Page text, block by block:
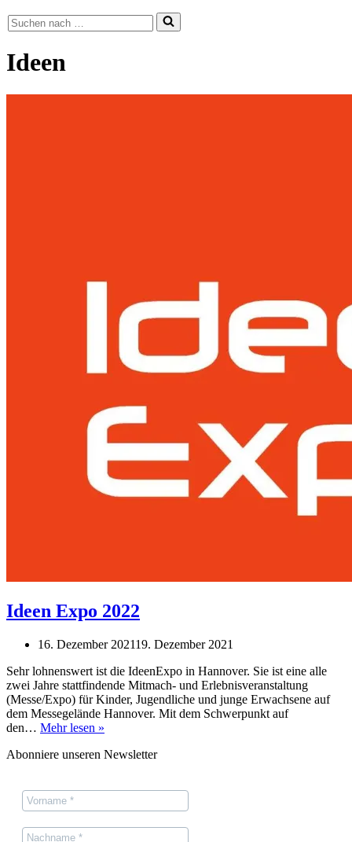
Suchen
nach …
Ideen
Ideen Expo 2022
16. Dezember 202119. Dezember 2021
Sehr lohnenswert ist die IdeenExpo in Hannover. Sie ist eine alle
zwei Jahre stattfindende Mitmach- und Erlebnisveranstaltung
(Messe/Expo) für Kinder, Jugendliche und junge Erwachsene auf
dem Messegelände Hannover. Mit dem Schwerpunkt auf
den… Mehr lesen »
2022
Abonniere unseren Newsletter